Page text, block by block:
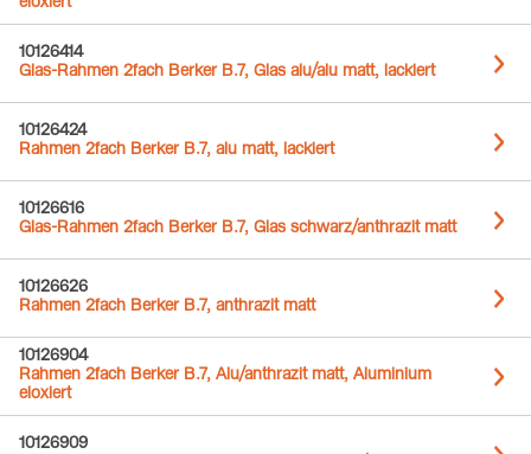
eloxiert
10126414
Glas-Rahmen 2fach Berker B.7, Glas alu/alu matt, lackiert
10126424
Rahmen 2fach Berker B.7, alu matt, lackiert
10126616
Glas-Rahmen 2fach Berker B.7, Glas schwarz/anthrazit matt
10126626
Rahmen 2fach Berker B.7, anthrazit matt
10126904
Rahmen 2fach Berker B.7, Alu/anthrazit matt, Aluminium
eloxiert
10126909